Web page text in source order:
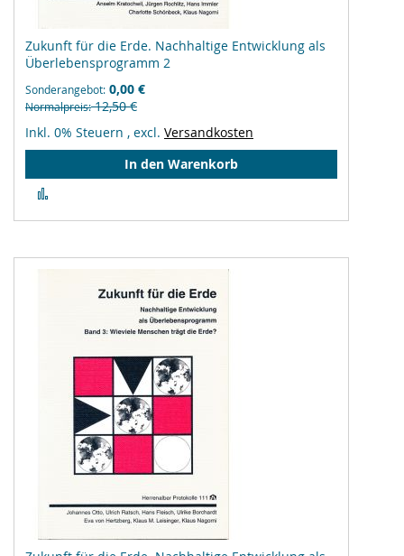
Zukunft für die Erde. Nachhaltige Entwicklung als
Überlebensprogramm 2
Sonderangebot 0,00 €
Normalpreis 12,50 €
Inkl. 0% Steuern , excl. Versandkosten
In den Warenkorb
hinzufügen